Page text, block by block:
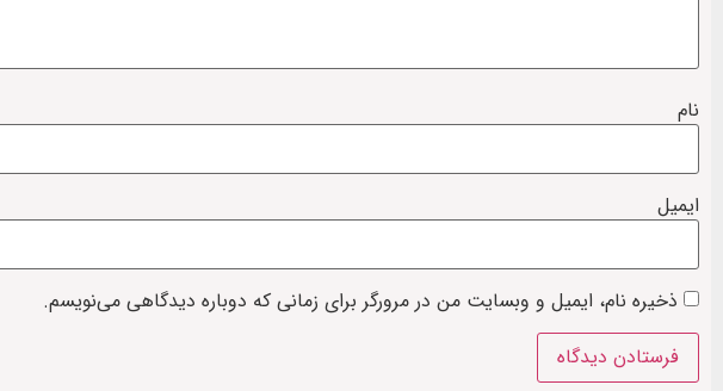
نام
ایمیل
ذخیره نام، ایمیل و وبسایت من در مرورگر برای زمانی که دوباره دیدگاهی می‌نویسم.